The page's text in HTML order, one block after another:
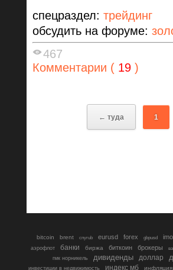
спецраздел: трейдинг
обсудить на форуме:
467
Комментарии ( 19 )
← туда 1
bitcoin brent cnyrub eurusd forex gbpusd
аэрофлот банки биржа биткоин брокеры
гмк норникель
дивиденды доллар
инвестиции в недвижимость индекс мб инфляция